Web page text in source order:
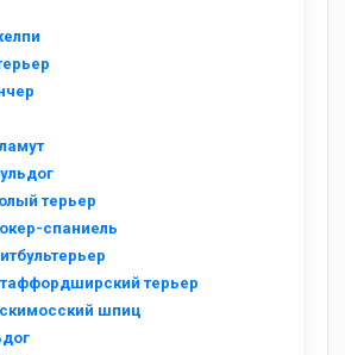
терьер
спаниель
терьер
шпиц